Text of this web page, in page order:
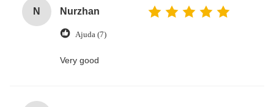
N Nurzhan
Ajuda (7)
Very good